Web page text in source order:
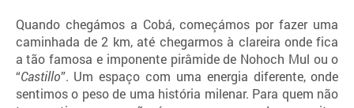
Quando chegámos a Cobá, começámos por fazer uma
caminhada de 2 km, até chegarmos à clareira onde fica
a tão famosa e imponente pirâmide de Nohoch Mul ou o
“Castillo”. Um espaço com uma energia diferente, onde
sentimos o peso de uma história milenar. Para quem não